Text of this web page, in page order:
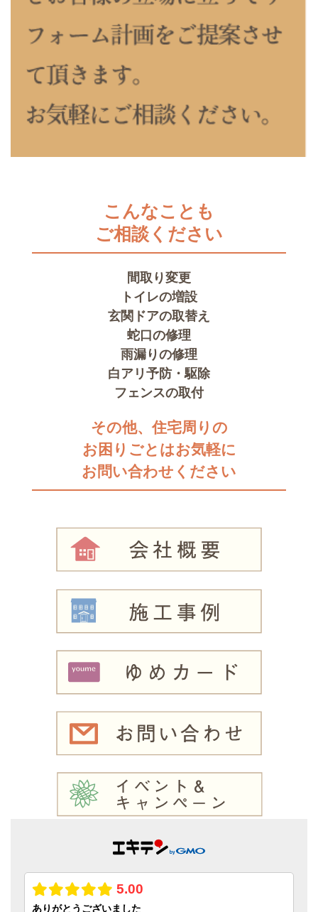
こんなことも
ご相談ください
間取り変更
トイレの増設
玄関ドアの取替え
蛇口の修理
雨漏りの修理
白アリ予防・駆除
フェンスの取付
その他、住宅周りの
お困りごとはお気軽に
お問い合わせください